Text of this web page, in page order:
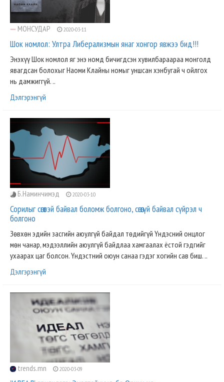
МОНСУДАР 2020-03-11
Шок номлол: Ултра Либерализмын янаг хонгор явжээ бид!!!
Энэхүү Шок номлол яг энэ номд бичигдсэн хувилбараараа монголд
явагдсан болохыг Наоми Клайны номыг уншсан хэнбугай ч ойлгох
нь дамжиггүй. ..
Дэлгэрэнгүй
Б.Наминчимэд 2020-03-10
Сорилыг сөгөөтэй байвал боломж болгоно, сөгөөгүй байвал сүйрэл ч
болгоно
Зөвхөн эдийн засгийн аюулгүй байдал төдийгүй Үндэсний онцлог
мөн чанар, мэдээллийн аюулгүй байдлаа хамгаалах ёстой гэдгийг
ухаарах цаг болсон. Үндэстний оюун санаа гэдэг хогийн сав биш. ..
Дэлгэрэнгүй
trends.mn 2020-03-09